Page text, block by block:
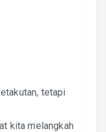
tetapi
kita melangkah